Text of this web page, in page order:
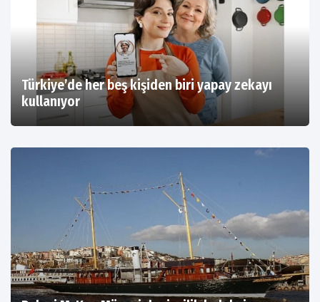
Türkiye’de her beş kişiden biri yapay zekayı
kullanıyor